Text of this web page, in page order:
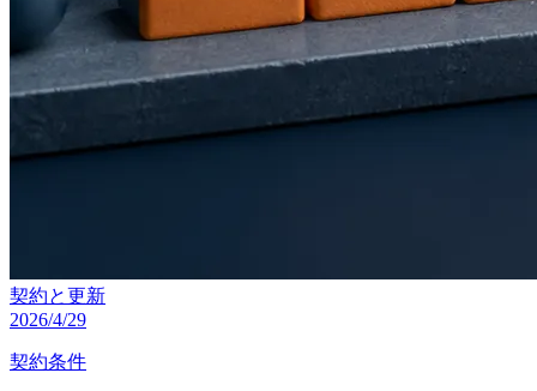
契約と更新
2026/4/29
契約条件